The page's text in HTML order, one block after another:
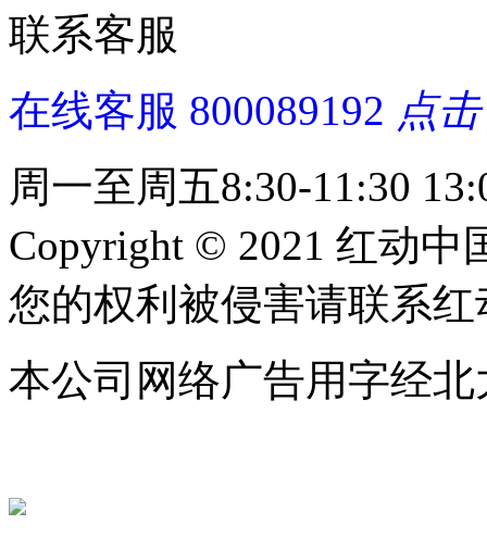
联系客服
在线客服 800089192 点
周一至周五8:30-11:30
Copyright © 2021 红动中
您的权利被侵害请联系红
本公司网络广告用字经